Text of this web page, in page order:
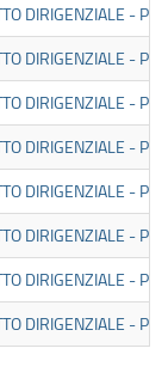
DIRIGENZIALE -
DIRIGENZIALE -
DIRIGENZIALE -
DIRIGENZIALE -
DIRIGENZIALE -
DIRIGENZIALE -
DIRIGENZIALE -
DIRIGENZIALE -